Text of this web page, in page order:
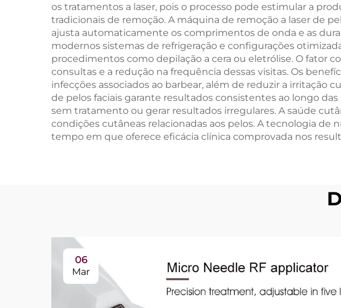
os tratamentos a laser, pois o processo pode estimular a
tradicionais de remoção. A máquina de remoção a laser de
ajusta automaticamente os comprimentos de onda e as
modernos sistemas de refrigeração e configurações
procedimentos como depilação a cera ou eletrólise. O fator
consultas e a redução na frequência dessas visitas. Os
infecções associados ao barbear, além de reduzir a irritação
de pelos faciais garante resultados consistentes ao longo
sem tratamento ou gerar resultados irregulares. A saúde
condições cutâneas relacionadas aos pelos. A tecnologia de
tempo em que oferece eficácia clínica comprovada nos
06
Mar